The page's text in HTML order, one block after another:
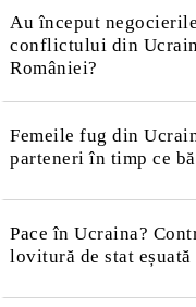
Au început
conflictului din
României?
Femeile fug din
parteneri în timp ce
Pace în Ucraina?
lovitură de stat eșuată